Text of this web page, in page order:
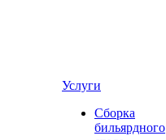
Услуги
Сборка
бильярдного